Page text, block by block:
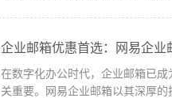
企业邮箱优惠首选：网易企
在数字化办公时代，企业邮箱已
关重要。网易企业邮箱以其深厚